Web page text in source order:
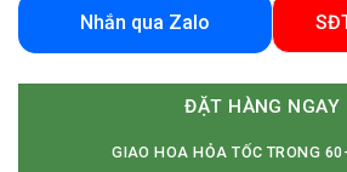
Nhắn qua Zalo
ĐẶT HÀNG NGAY
GIAO HOA HỎA TỐC TRONG